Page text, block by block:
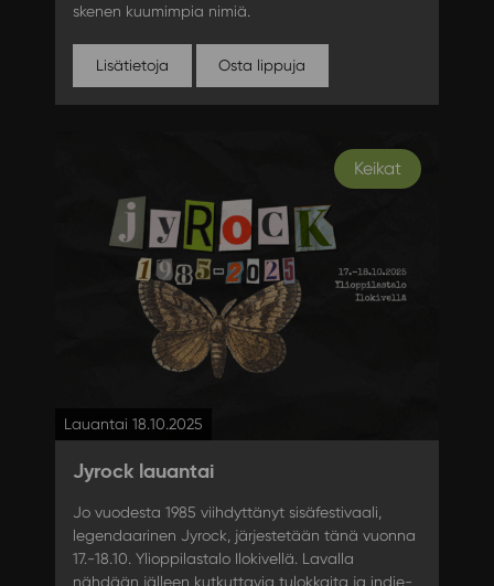
skenen kuumimpia nimiä.
Lisätietoja Osta lippuja
Keikat
Lauantai 18.10.2025
Jyrock lauantai
Jo vuodesta 1985 viihdyttänyt sisäfestivaali,
legendaarinen Jyrock, järjestetään tänä vuonna
17.-18.10. Ylioppilastalo Ilokivellä. Lavalla
nähdään jälleen kutkuttavia tulokkaita ja indie-